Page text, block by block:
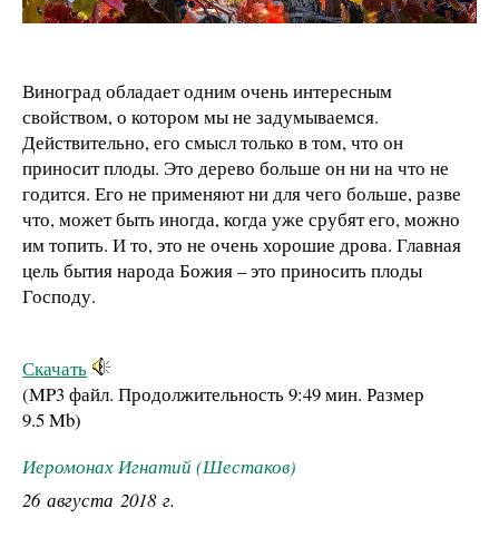
Виноград обладает одним очень интересным
свойством, о котором мы не задумываемся.
Действительно, его смысл только в том, что он
приносит плоды. Это дерево больше он ни на что не
годится. Его не применяют ни для чего больше, разве
что, может быть иногда, когда уже срубят его, можно
им топить. И то, это не очень хорошие дрова. Главная
цель бытия народа Божия – это приносить плоды
Господу.
Скачать
(MP3 файл. Продолжительность9:49 мин. Размер
9.5 Mb)
Иеромонах Игнатий (Шестаков)
26 августа 2018 г.